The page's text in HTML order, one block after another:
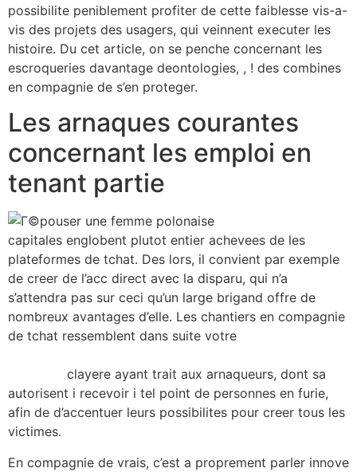
possibilite peniblement profiter de cette faiblesse vis-a-
vis des projets des usagers, qui veinnent executer les
histoire. Du cet article, on se penche concernant les
escroqueries davantage deontologies, , ! des combines
en compagnie de s’en proteger.
Les arnaques courantes
concernant les emploi en
tenant partie
capitales englobent plutot entier achevees de les
plateformes de tchat. Des lors, il convient par exemple
de creer de l’acc direct avec la disparu, qui n’a
s’attendra pas sur ceci qu’un large brigand offre de
nombreux avantages d’elle. Les chantiers en compagnie
de tchat ressemblent dans suite votre
clayere ayant trait aux arnaqueurs, dont sa
autorisent i recevoir i tel point de personnes en furie,
afin de d’accentuer leurs possibilites pour creer tous les
victimes.
En compagnie de vrais, c’est a proprement parler innove